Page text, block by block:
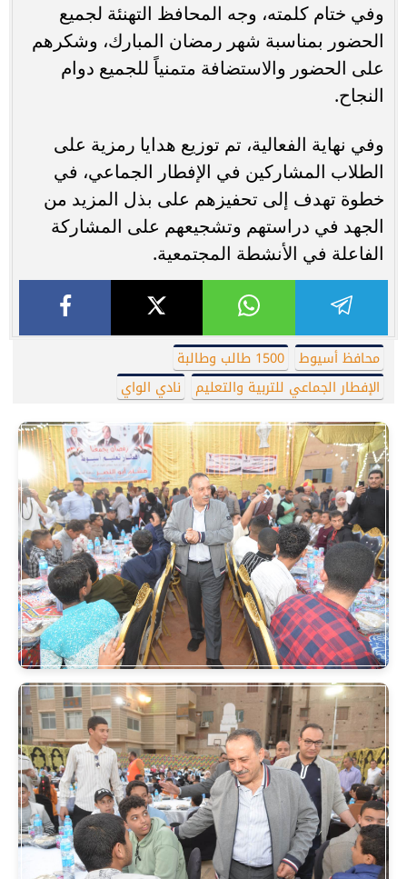
وفي ختام كلمته، وجه المحافظ التهنئة لجميع
الحضور بمناسبة شهر رمضان المبارك، وشكرهم
على الحضور والاستضافة متمنياً للجميع دوام
النجاح.
وفي نهاية الفعالية، تم توزيع هدايا رمزية على
الطلاب المشاركين في الإفطار الجماعي، في
خطوة تهدف إلى تحفيزهم على بذل المزيد من
الجهد في دراستهم وتشجيعهم على المشاركة
الفاعلة في الأنشطة المجتمعية.
محافظ أسيوط
1500 طالب وطالبة
الإفطار الجماعي للتربية والتعليم
نادي الواي